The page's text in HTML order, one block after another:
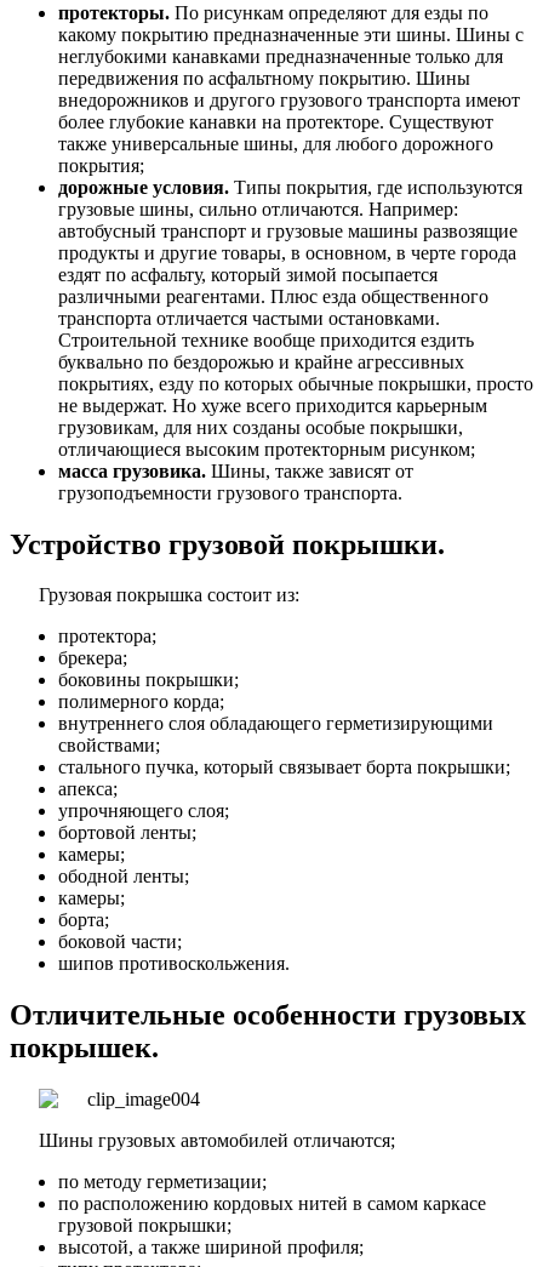
протекторы. По рисункам определяют для езды по
какому покрытию предназначенные эти шины. Шины с
неглубокими канавками предназначенные только для
передвижения по асфальтному покрытию. Шины
внедорожников и другого грузового транспорта имеют
более глубокие канавки на протекторе. Существуют
также универсальные шины, для любого дорожного
покрытия;
дорожные условия. Типы покрытия, где используются
грузовые шины, сильно отличаются. Например:
автобусный транспорт и грузовые машины развозящие
продукты и другие товары, в основном, в черте города
ездят по асфальту, который зимой посыпается
различными реагентами. Плюс езда общественного
транспорта отличается частыми остановками.
Строительной технике вообще приходится ездить
буквально по бездорожью и крайне агрессивных
покрытиях, езду по которых обычные покрышки, просто
не выдержат. Но хуже всего приходится карьерным
грузовикам, для них созданы особые покрышки,
отличающиеся высоким протекторным рисунком;
масса грузовика. Шины, также зависят от
грузоподъемности грузового транспорта.
Устройство грузовой покрышки.
Грузовая покрышка состоит из:
протектора;
брекера;
боковины покрышки;
полимерного корда;
внутреннего слоя обладающего герметизирующими
свойствами;
стального пучка, который связывает борта покрышки;
апекса;
упрочняющего слоя;
бортовой ленты;
камеры;
ободной ленты;
камеры;
борта;
боковой части;
шипов противоскольжения.
Отличительные особенности грузовых
покрышек.
Шины грузовых автомобилей отличаются;
по методу герметизации;
по расположению кордовых нитей в самом каркасе
грузовой покрышки;
высотой, а также шириной профиля;